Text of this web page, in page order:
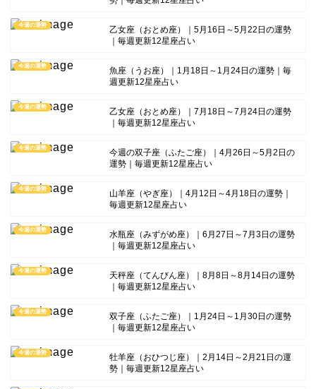
今週の運勢
乙女座（おとめ座）｜5月16日～5月22日の運勢
｜毎週更新12星座占い
今週の運勢
魚座（うお座）｜1月18日～1月24日の運勢｜毎
週更新12星座占い
今週の運勢
乙女座（おとめ座）｜7月18日～7月24日の運勢
｜毎週更新12星座占い
今週の運勢
今週の双子座（ふたご座）｜4月26日～5月2日の
運勢｜毎週更新12星座占い
今週の運勢
山羊座（やぎ座）｜4月12日～4月18日の運勢｜
毎週更新12星座占い
今週の運勢
水瓶座（みずがめ座）｜6月27日～7月3日の運勢
｜毎週更新12星座占い
今週の運勢
天秤座（てんびん座）｜8月8日～8月14日の運勢
｜毎週更新12星座占い
今週の運勢
双子座（ふたご座）｜1月24日～1月30日の運勢
｜毎週更新12星座占い
今週の運勢
牡羊座（おひつじ座）｜2月14日～2月21日の運
勢｜毎週更新12星座占い